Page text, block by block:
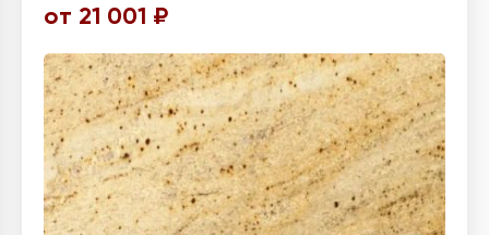
от 21 001 ₽